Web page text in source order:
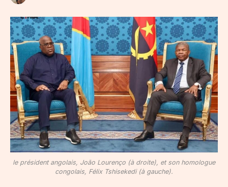
le président angolais, João Lourenço (à droite), et son homologue
congolais, Félix Tshisekedi (à gauche).